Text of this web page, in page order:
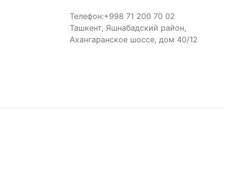
Телефон:+998 71 200 70 02
Ташкент, Яшнабадский район,
Ахангаранское шоссе, дом 40/12